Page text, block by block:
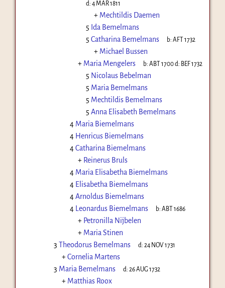
d: 4 MAR 1811
+ Mechtildis Daemen
5 Ida Bemelmans
5 Catharina Bemelmans b:AFT 1732
+ Michael Bussen
+ Maria Mengelers b:ABT 1700d: BEF 1732
5 Nicolaus Bebelman
5 Maria Bemelmans
5 Mechtildis Bemelmans
5 Anna Elisabeth Bemelmans
4 Maria Biemelmans
4 Henricus Biemelmans
4Catharina Biemelmans
+ Reinerus Bruls
4 Maria Elisabetha Biemelmans
4 Elisabetha Biemelmans
4Arnoldus Biemelmans
4 Leonardus Biemelmans b:ABT 1686
+ Petronilla Nijbelen
+ Maria Stinen
3 Theodorus Bemelmans d:24 NOV 1731
+Cornelia Martens
3 Maria Bemelmans d:26 AUG 1732
+ Matthias Roox